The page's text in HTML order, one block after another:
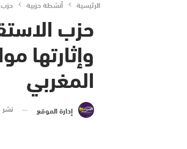
الرئيسية أنشطة حزبية حزب
حزب
وإثارتها
المغربي
إدارة الموقع